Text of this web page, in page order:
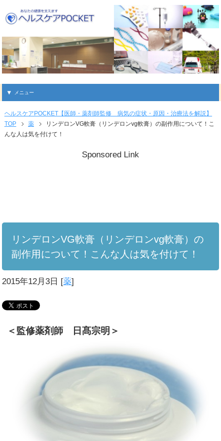
メニュー
ヘルスケアPOCKET【医師・薬剤師監修 病気の症状・原因・治療法を解説】
TOP
薬
リンデロンVG軟膏（リンデロンvg軟膏）の副作用について！こ
んな人は気を付けて！
Sponsored Link
リンデロンVG軟膏（リンデロンvg軟膏）の
副作用について！こんな人は気を付けて！
2015年12月3日 [薬]
＜監修薬剤師 日髙宗明＞